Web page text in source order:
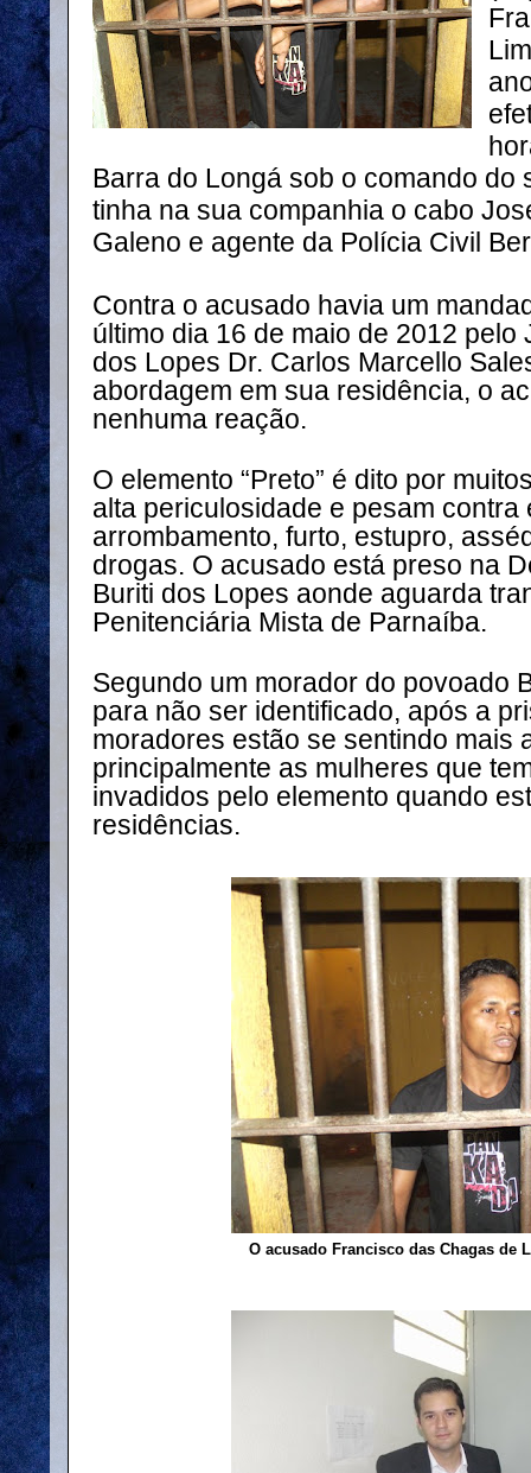
Barra do Longá sob o comando do
tinha na sua companhia o cabo
Galeno e agente da Polícia Civil
Contra o acusado havia um
último dia 16 de maio de 2012
dos Lopes Dr. Carlos Marcello
abordagem em sua residência, o
nenhuma reação.
O elemento “Preto” é dito por
alta periculosidade e pesam contra
arrombamento, furto, estupro,
drogas. O acusado está preso na
Buriti dos Lopes aonde aguarda
Penitenciária Mista de Parnaíba.
Segundo um morador do povoado
para não ser identificado, após a
moradores estão se sentindo mais
principalmente as mulheres que
invadidos pelo elemento quando
residências.
O acusado Francisco das Chagas de